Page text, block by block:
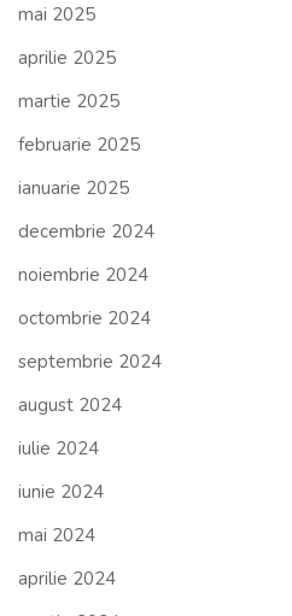
mai 2025
aprilie 2025
martie 2025
februarie 2025
ianuarie 2025
decembrie 2024
noiembrie 2024
octombrie 2024
septembrie 2024
august 2024
iulie 2024
iunie 2024
mai 2024
aprilie 2024